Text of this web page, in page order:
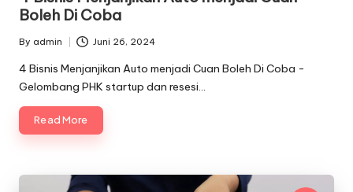
Boleh Di Coba
Posted
by
By admin Juni 26, 2024
4 Bisnis Menjanjikan Auto menjadi Cuan Boleh Di Coba -
Gelombang PHK startup dan resesi…
Read More